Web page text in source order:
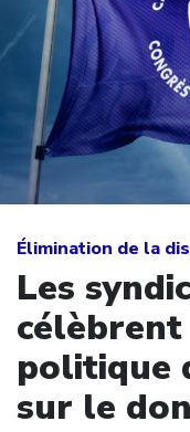
Élimination de la
Les
politique
sur le